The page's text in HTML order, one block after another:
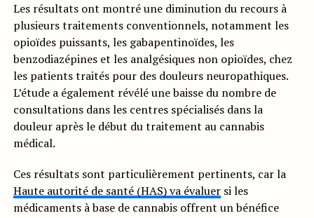
Les résultats ont montré une diminution du recours à
plusieurs traitements conventionnels, notamment les
opioïdes puissants, les gabapentinoïdes, les
benzodiazépines et les analgésiques non opioïdes, chez
les patients traités pour des douleurs neuropathiques.
L’étude a également révélé une baisse du nombre de
consultations dans les centres spécialisés dans la
douleur après le début du traitement au cannabis
médical.
Ces résultats sont particulièrement pertinents, car la
Haute autorité de santé (HAS) va évaluersi les
médicaments à base de cannabis offrent un bénéfice